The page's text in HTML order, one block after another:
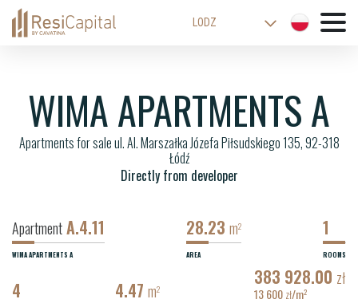
LODZ
WROCLAW
CRACOW
BIELSKO-BIALA
WIMA APARTMENTS A
Apartments for sale ul. Al. Marszałka Józefa Piłsudskiego 135, 92-318
Łódź
Directly from developer
WIMA APARTMENTS A
ApartmentA.4.11
AREA
28.23 m2
ROOMS
1
4 4.47 m2 383 928.00 zł
13 600 zł/m2